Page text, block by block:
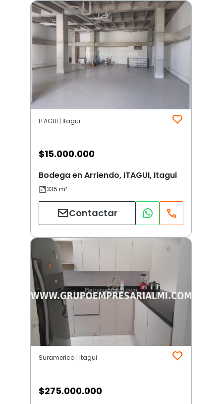
ITAGUI | Itagui
$15.000.000
Bodega en Arriendo, ITAGUI, Itagui
Contactar
Suramerica | Itagui
$275.000.000